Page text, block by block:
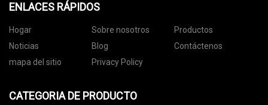
ENLACES RÁPIDOS
Hogar Sobre nosotros
Productos
Noticias
Blog
Contáctenos
mapa del sitio
Privacy Policy
CATEGORIA DE PRODUCTO